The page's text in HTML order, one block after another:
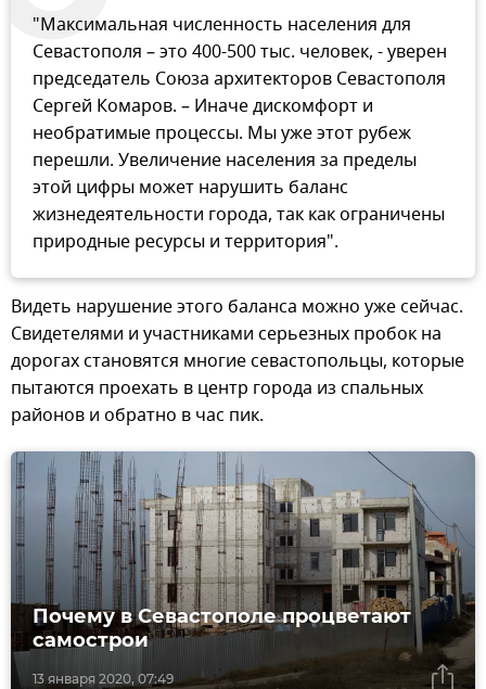
"Максимальная численность населения для
Севастополя – это 400-500 тыс. человек, - уверен
председатель Союза архитекторов Севастополя
Сергей Комаров. – Иначе дискомфорт и
необратимые процессы. Мы уже этот рубеж
перешли. Увеличение населения за пределы
этой цифры может нарушить баланс
жизнедеятельности города, так как ограничены
природные ресурсы и территория".
Видеть нарушение этого баланса можно уже сейчас.
Свидетелями и участниками серьезных пробок на
дорогах становятся многие севастопольцы, которые
пытаются проехать в центр города из спальных
районов и обратно в час пик.
13 января 2020, 07:49
Почему в Севастополе процветают
самострои